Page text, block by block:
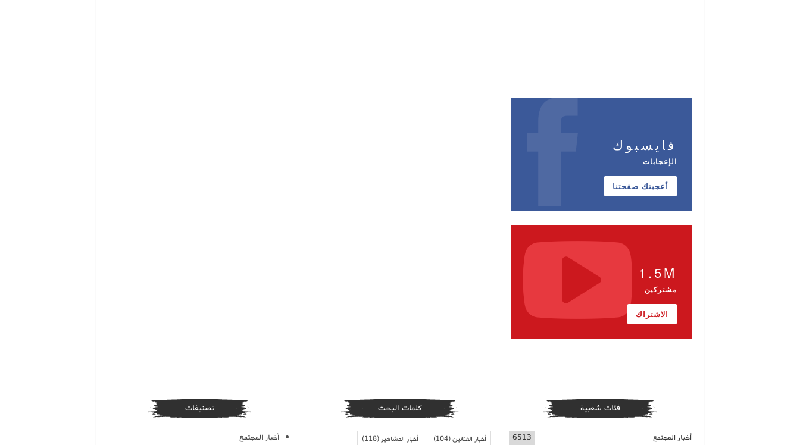
فايسبوك
الإعجابات
أعجبتك صفحتنا
1.5M
مشتركين
الاشتراك
فئات شعبية
أخبار المجتمع 6513
كلمات البحث
أخبار الفنانين(104) أخبار المشاهير(118)
تصنيفات
أخبار المجتمع